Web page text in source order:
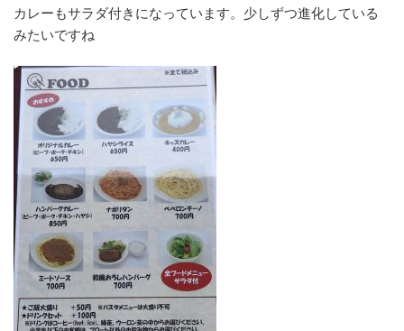
カレーもサラダ付きになっています。少しずつ進化している
みたいですね